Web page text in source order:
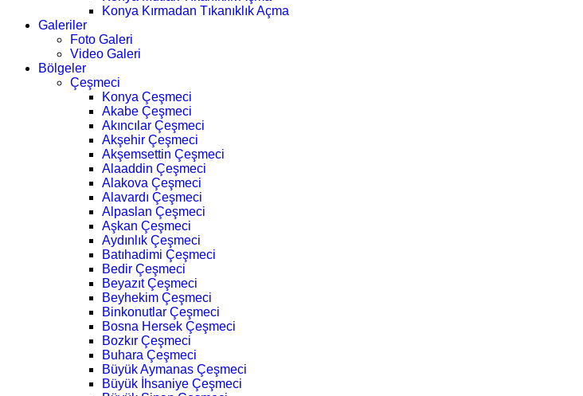
Konya Kırmadan Tıkanıklık Açma
Galeriler
Foto Galeri
Video Galeri
Bölgeler
Çeşmeci
Konya Çeşmeci
Akabe Çeşmeci
Akıncılar Çeşmeci
Akşehir Çeşmeci
Akşemsettin Çeşmeci
Alaaddin Çeşmeci
Alakova Çeşmeci
Alavardı Çeşmeci
Alpaslan Çeşmeci
Aşkan Çeşmeci
Aydınlık Çeşmeci
Batıhadimi Çeşmeci
Bedir Çeşmeci
Beyazıt Çeşmeci
Beyhekim Çeşmeci
Binkonutlar Çeşmeci
Bosna Hersek Çeşmeci
Bozkır Çeşmeci
Buhara Çeşmeci
Büyük Aymanas Çeşmeci
Büyük İhsaniye Çeşmeci